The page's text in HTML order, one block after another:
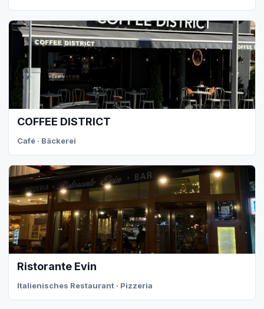
COFFEE DISTRICT
Café · Bäckerei
Ristorante Evin
Italienisches Restaurant · Pizzeria